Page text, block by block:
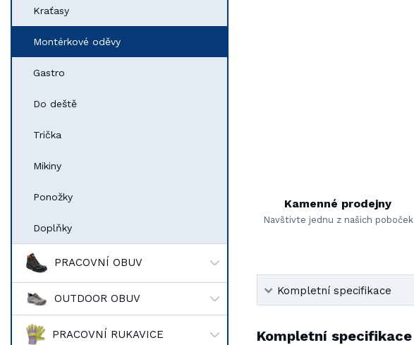
Kraťasy
Montérkové oděvy
Gastro
Do deště
Trička
Mikiny
Ponožky
Doplňky
PRACOVNÍ OBUV
OUTDOOR OBUV
PRACOVNÍ RUKAVICE
Kamenné prodejny
Navštivte jednu z našich poboček
Kompletní specifikace
Kompletní specifikace